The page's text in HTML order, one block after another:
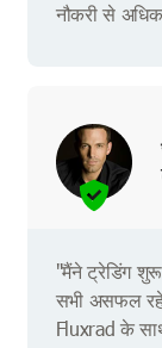
नौकरी से
"मैंने ट्रेडिंग
सभी असफल
Fluxrad के